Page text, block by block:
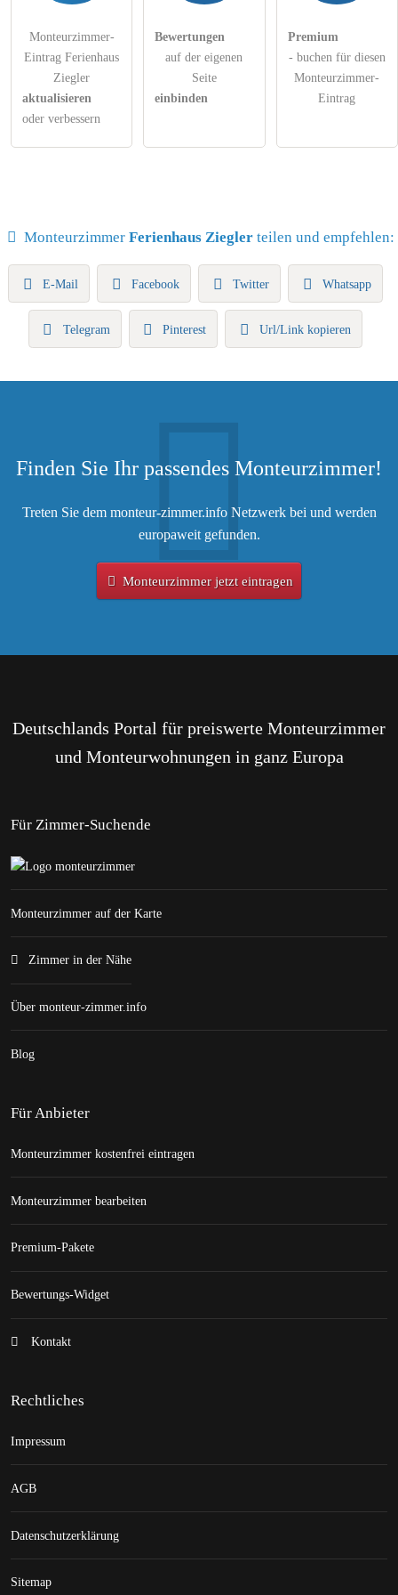
Monteurzimmer-
Eintrag Ferienhaus
Ziegler
aktualisieren
oder verbessern
Bewertungen
auf der eigenen
Seite
einbinden
Premium
- buchen für diesen
Monteurzimmer-
Eintrag
Monteurzimmer Ferienhaus Zieglerteilen und empfehlen:
E-Mail Facebook Twitter Whatsapp
Telegram Pinterest Url/Link kopieren
Finden Sie Ihr passendes Monteurzimmer!
Treten Sie dem monteur-zimmer.info Netzwerk bei und werden
europaweit gefunden.
Monteurzimmer jetzt eintragen
Deutschlands Portal für preiswerte Monteurzimmer
und Monteurwohnungen in ganz Europa
Für Zimmer-Suchende
Monteurzimmer auf der Karte
Zimmer in der Nähe
Über monteur-zimmer.info
Blog
Für Anbieter
Monteurzimmer kostenfrei eintragen
Monteurzimmer bearbeiten
Premium-Pakete
Bewertungs-Widget
Kontakt
Rechtliches
Impressum
AGB
Datenschutzerklärung
Sitemap